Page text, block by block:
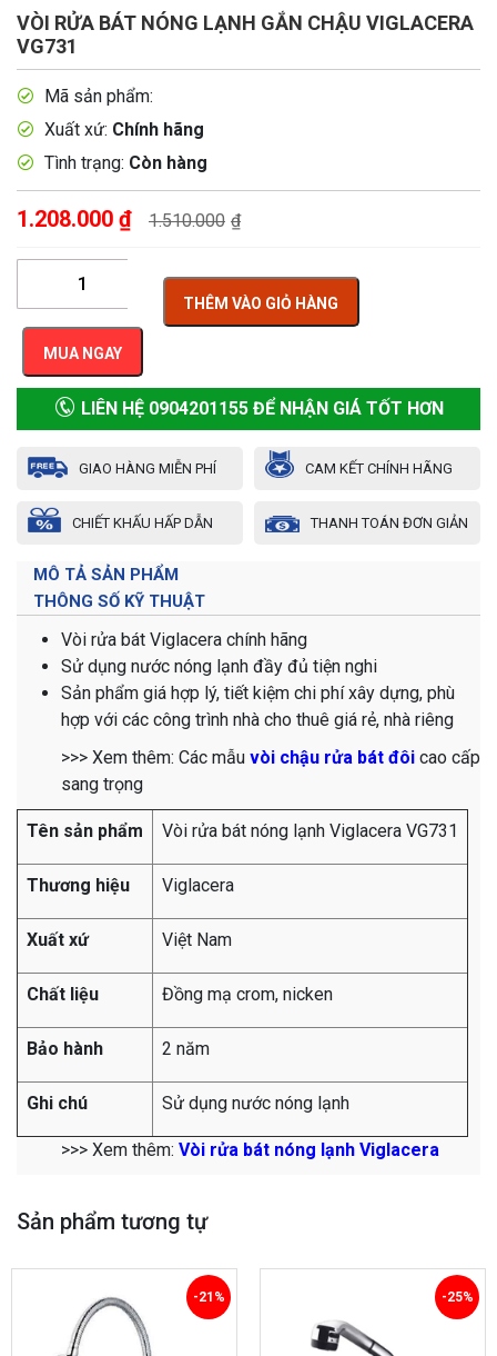
VÒI RỬA BÁT NÓNG LẠNH GẮN CHẬU VIGLACERA
VG731
Mã sản phẩm:
Xuất xứ: Chính hãng
Tình trạng: Còn hàng
1.208.000 ₫ 1.510.000 ₫
THÊM VÀO GIỎ HÀNG
MUA NGAY
LIÊN HỆ 0904201155 ĐỂ NHẬN GIÁ TỐT HƠN
GIAO HÀNG MIỄN PHÍ CAM KẾT CHÍNH HÃNG
CHIẾT KHẤU HẤP DẪN THANH TOÁN ĐƠN GIẢN
MÔ TẢ SẢN PHẨM
THÔNG SỐ KỸ THUẬT
Vòi rửa bát Viglacera chính hãng
Sử dụng nước nóng lạnh đầy đủ tiện nghi
Sản phẩm giá hợp lý, tiết kiệm chi phí xây dựng, phù
hợp với các công trình nhà cho thuê giá rẻ, nhà riêng
>>> Xem thêm: Các mẫu vòi chậu rửa bát đôi cao cấp
sang trọng
Tên sản phẩm Vòi rửa bát nóng lạnh Viglacera VG731
Thương hiệu Viglacera
Xuất xứ Việt Nam
Chất liệu Đồng mạ crom, nicken
Bảo hành 2 năm
Ghi chú Sử dụng nước nóng lạnh
>>> Xem thêm: Vòi rửa bát nóng lạnh Viglacera
Sản phẩm tương tự
-21% -25%